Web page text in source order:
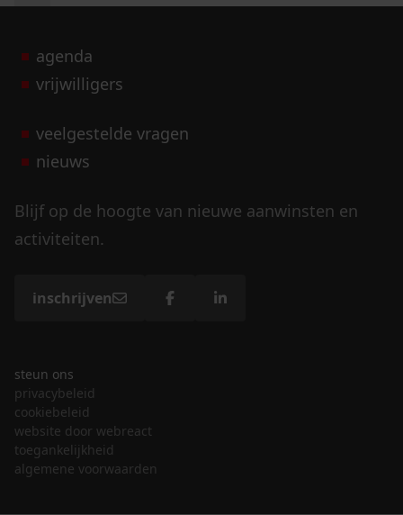
agenda
vrijwilligers
veelgestelde vragen
nieuws
Blijf op de hoogte van nieuwe aanwinsten en
activiteiten.
inschrijven
steun ons
privacybeleid
cookiebeleid
website door webreact
toegankelijkheid
algemene voorwaarden